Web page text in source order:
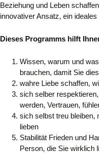
Beziehung und Leben
innovativer Ansatz, ein
Dieses Programms hilft
Wissen, warum und
brauchen, damit Sie
wahre Liebe schaffen,
sich selber
werden, Vertrauen,
sich selbst treu bleiben,
lieben
Stabilität Frieden und
Person, die Sie wirklich